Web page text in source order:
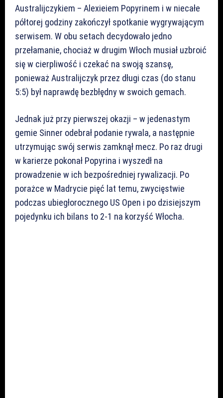
Australijczykiem – Alexieiem Popyrinem i w niecałe
półtorej godziny zakończył spotkanie wygrywającym
serwisem. W obu setach decydowało jedno
przełamanie, chociaż w drugim Włoch musiał uzbroić
się w cierpliwość i czekać na swoją szansę,
ponieważ Australijczyk przez długi czas (do stanu
5:5) był naprawdę bezbłędny w swoich gemach.
Jednak już przy pierwszej okazji – w jedenastym
gemie Sinner odebrał podanie rywala, a następnie
utrzymując swój serwis zamknął mecz. Po raz drugi
w karierze pokonał Popyrina i wyszedł na
prowadzenie w ich bezpośredniej rywalizacji. Po
porażce w Madrycie pięć lat temu, zwycięstwie
podczas ubiegłorocznego US Open i po dzisiejszym
pojedynku ich bilans to 2-1 na korzyść Włocha.